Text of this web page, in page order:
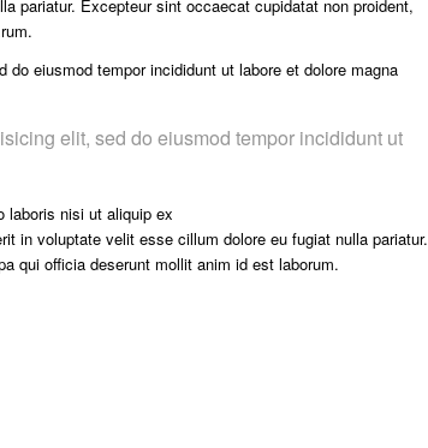
pariatur. Excepteur sint occaecat cupidatat non proident,
eiusmod tempor incididunt ut labore et dolore magna
elit, sed do eiusmod tempor incididunt ut
laboris nisi ut aliquip ex
in voluptate velit esse cillum dolore eu fugiat nulla pariatur.
qui officia deserunt mollit anim id est laborum.